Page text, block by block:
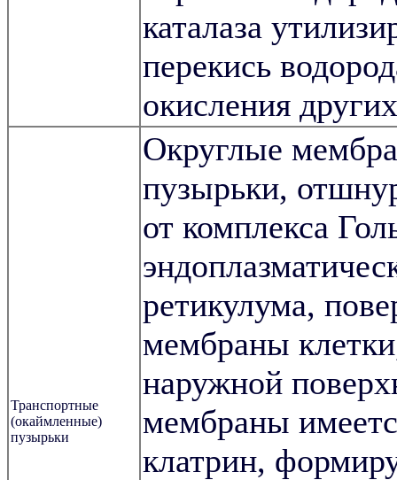
каталаза
перекись
окисления
Транспортные
(окаймленные)
пузырьки
Округлые
пузырьки,
от комплекса
ретикулума,
мембраны
наружной
мембраны
клатрин,